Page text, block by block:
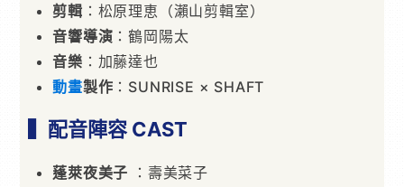
剪輯 ：松原理恵（瀨山剪輯室）
音響導演 ：鶴岡陽太
音樂 ：加藤達也
動畫製作 ：SUNRISE × SHAFT
▍配音陣容 CAST
蓬萊夜美子 ：壽美菜子